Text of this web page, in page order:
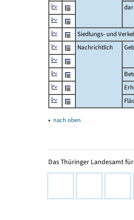
Siedlungs- und
Nachrichtlich
▴ nach oben
Das Thüringer Landesamt